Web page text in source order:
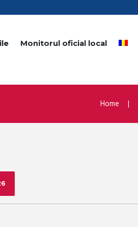
Monitorul oficial local
Home